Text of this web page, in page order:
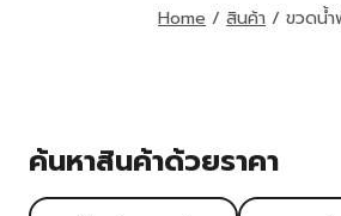
Home / สินค้า / ขวดน้
ค้นหาสินค้าด้วยราคา